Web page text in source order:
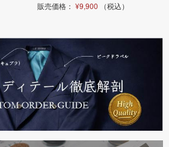
販売価格： ¥9,900 （税込）